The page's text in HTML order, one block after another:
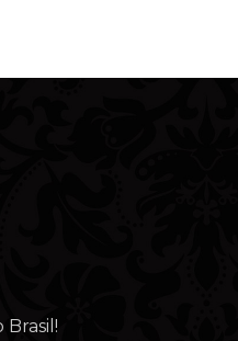
Brasil!